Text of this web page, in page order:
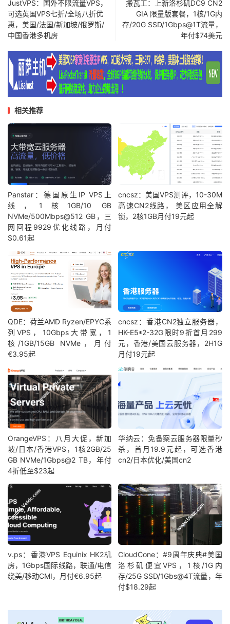
JustVPS：国外不限流量VPS，
可选英国VPS七折/全场八折优
惠，美国/法国/新加坡/俄罗斯/
中国香港多机房
搬瓦工：上新洛杉矶DC9 CN2
GIA 限量版套餐，1核/1G内
存/20G SSD/1Gbps@1T流量，
年付$74美元
相关推荐
Panstar：德国原生IP VPS上
线，1核1GB/10 GB
NVMe/500Mbps@512 GB，三
网回程9929优化线路，月付
$0.61起
cncsz：美国VPS测评，10-30M
高速CN2线路， 美区应用全解
锁，2核1GB月付19元起
QDE：荷兰AMD Ryzen/EPYC系
列VPS，10Gbps大带宽，1
核/1GB/15GB NVMe，月付
€3.95起
cncsz：香港CN2独立服务器，
HK-E5*2-32G限时9折首月299
元，香港/美国云服务器，2H1G
月付19元起
OrangeVPS：八月大促，新加
坡/日本/香港VPS，1核2GB/25
GB NVMe/1Gbps@2 TB，年付
4折低至$23起
华纳云：免备案云服务器限量秒
杀，首月19.9元起，可选香港
cn2/日本优化/美国cn2
v.ps：香港VPS Equinix HK2机
房，1Gbps国际线路，联通/电信
绕美/移动CMI，月付€6.95起
CloudCone：#9周年庆典#美国
洛杉矶便宜VPS，1核/1G内
存/25G SSD/1Gbs@4T流量，年
付$18.29起